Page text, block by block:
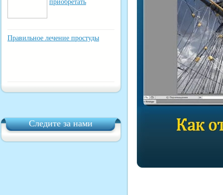
приобретать
Правильное лечение простуды
Следите за нами